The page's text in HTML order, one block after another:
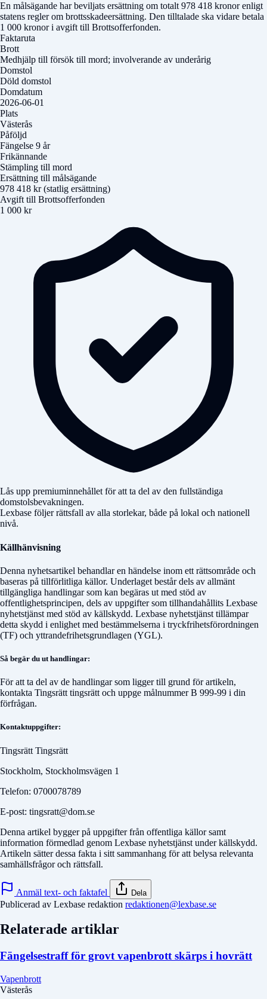
En målsägande har beviljats ersättning om totalt 978 418 kronor enligt
statens regler om brottsskadeersättning. Den tilltalade ska vidare betala
1 000 kronor i avgift till Brottsofferfonden.
Faktaruta
Brott
Medhjälp till försök till mord; involverande av underårig
Domstol
Döld domstol
Domdatum
2026-06-01
Plats
Västerås
Påföljd
Fängelse 9 år
Frikännande
Stämpling till mord
Ersättning till målsägande
978 418 kr (statlig ersättning)
Avgift till Brottsofferfonden
1 000 kr
Lås upp premiuminnehållet för att ta del av den fullständiga
domstolsbevakningen.
Lexbase följer rättsfall av alla storlekar, både på lokal och nationell
nivå.
Källhänvisning
Denna nyhetsartikel behandlar en händelse inom ett rättsområde och
baseras på tillförlitliga källor. Underlaget består dels av allmänt
tillgängliga handlingar som kan begäras ut med stöd av
offentlighetsprincipen, dels av uppgifter som tillhandahållits Lexbase
nyhetstjänst med stöd av källskydd. Lexbase nyhetstjänst tillämpar
detta skydd i enlighet med bestämmelserna i tryckfrihetsförordningen
(TF) och yttrandefrihetsgrundlagen (YGL).
Så begär du ut handlingar:
För att ta del av de handlingar som ligger till grund för artikeln,
kontakta Tingsrätt tingsrätt och uppge målnummerB 999-99 i din
förfrågan.
Kontaktuppgifter:
Tingsrätt Tingsrätt
Stockholm, Stockholmsvägen 1
Telefon: 0700078789
E-post: tingsratt@dom.se
Denna artikel bygger på uppgifter från offentliga källor samt
information förmedlad genom Lexbase nyhetstjänst under källskydd.
Artikeln sätter dessa fakta i sitt sammanhang för att belysa relevanta
samhällsfrågor och rättsfall.
Anmäl text- och faktafel Dela
Publicerad av Lexbase redaktion redaktionen@lexbase.se
Relaterade artiklar
Fängelsestraff för grovt vapenbrott skärps i hovrätt
Vapenbrott
Västerås